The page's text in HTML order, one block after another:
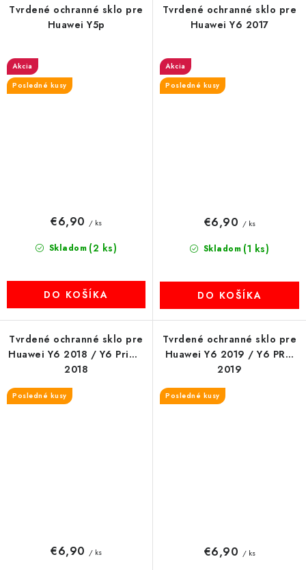
Tvrdené ochranné sklo pre
Huawei Y5p
Akcia
Posledné kusy
Skladom (2 ks)
€6,90 / ks
DO KOŠÍKA
Tvrdené ochranné sklo pre
Huawei Y6 2017
Akcia
Posledné kusy
Skladom (1 ks)
€6,90 / ks
DO KOŠÍKA
Tvrdené ochranné sklo pre
Huawei Y6 2018 / Y6 Prime
2018
Posledné kusy
€6,90 / ks
Tvrdené ochranné sklo pre
Huawei Y6 2019 / Y6 PRO
2019
Posledné kusy
€6,90 / ks